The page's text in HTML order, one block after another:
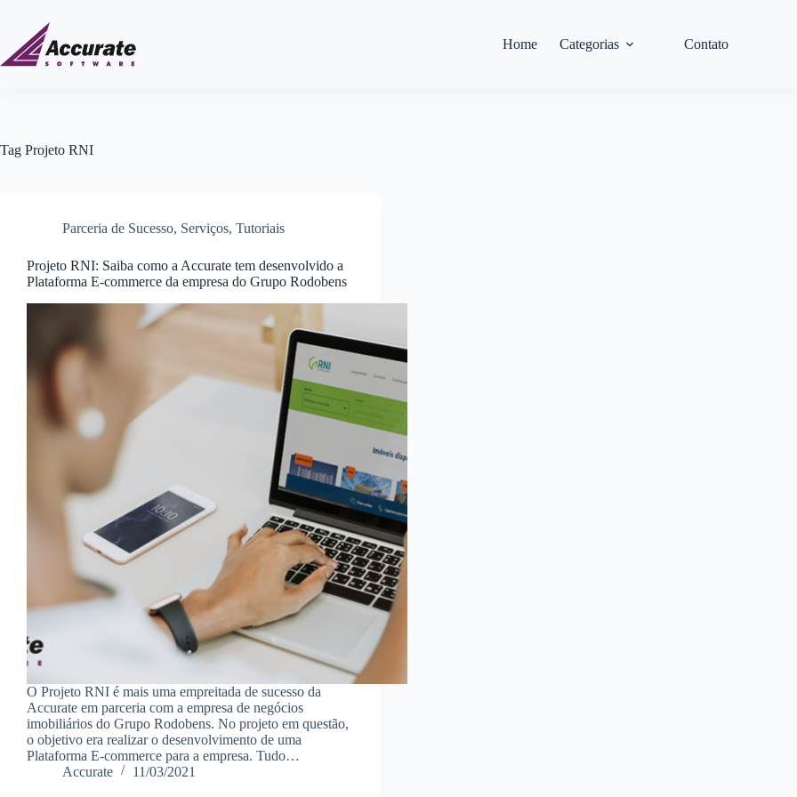
Home Categorias Contato
Tag Projeto RNI
Parceria de Sucesso, Serviços, Tutoriais
Projeto RNI: Saiba como a Accurate tem desenvolvido a
Plataforma E-commerce da empresa do Grupo Rodobens
O Projeto RNI é mais uma empreitada de sucesso da
Accurate em parceria com a empresa de negócios
imobiliários do Grupo Rodobens. No projeto em questão,
o objetivo era realizar o desenvolvimento de uma
Plataforma E-commerce para a empresa. Tudo…
Accurate
11/03/2021